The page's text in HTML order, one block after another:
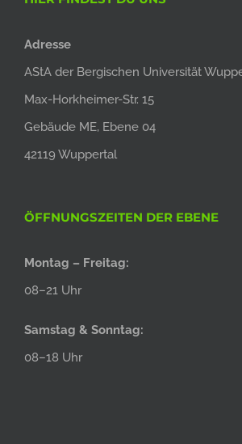
Adresse
AStA der Bergischen Universität
Max-Horkheimer-Str. 15
Gebäude ME, Ebene 04
42119 Wuppertal
ÖFFNUNGSZEITEN DER EBENE
Montag – Freitag:
08–21 Uhr
Samstag & Sonntag:
08–18 Uhr